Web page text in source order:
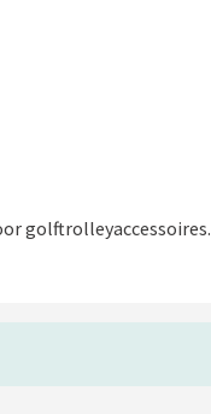
golftrolleyaccessoires.